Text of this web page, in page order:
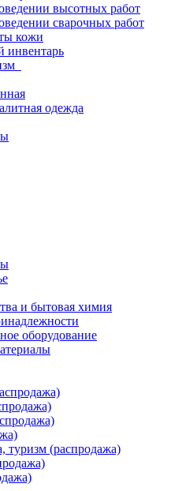
высотных работ
сварочных работ
кожи
инвентарь
одежда
и бытовая химия
оборудование
туризм (распродажа)